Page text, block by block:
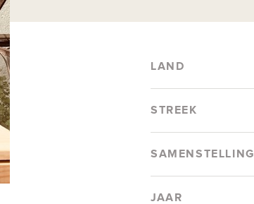
LAND
STREEK
SAMENSTELLING
JAAR